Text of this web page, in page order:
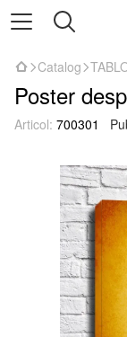
Catalog
Poster
Articol: 700301